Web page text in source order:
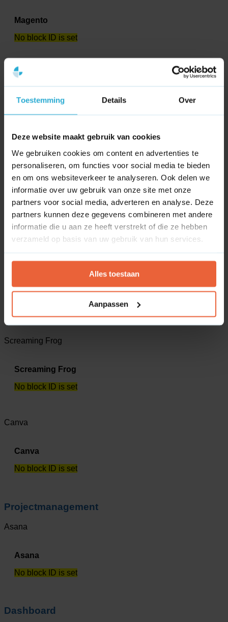
Toestemming Details Over
Deze website maakt gebruik van cookies
We gebruiken cookies om content en advertenties te
personaliseren, om functies voor social media te bieden
en om ons websiteverkeer te analyseren. Ook delen we
informatie over uw gebruik van onze site met onze
partners voor social media, adverteren en analyse. Deze
partners kunnen deze gegevens combineren met andere
informatie die u aan ze heeft verstrekt of die ze hebben
verzameld op basis van uw gebruik van hun services.
Alles toestaan
Aanpassen
Magento
No block ID is set
Shopify
Shopify
Tooling
Ahrefs
Ahrefs
No block ID is set
Channable
Channable
Screaming Frog
Screaming Frog
No block ID is set
Canva
Canva
No block ID is set
Projectmanagement
Asana
Asana
No block ID is set
Dashboard